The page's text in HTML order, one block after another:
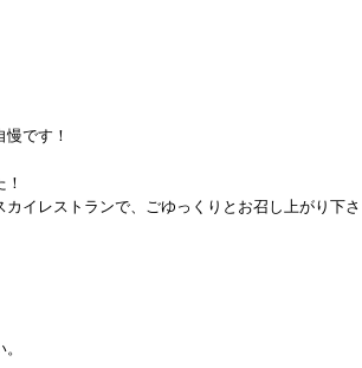
です！
イレストランで、ごゆっくりとお召し上がり下